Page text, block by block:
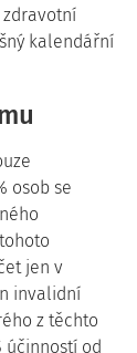
zdravotní
kalendářní
osob se
jen v
invalidní
z těchto
účinností od